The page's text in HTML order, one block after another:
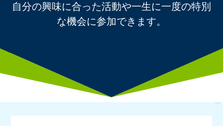
自分の興味に合った活動や一生に一度の特別
な機会に参加できます。